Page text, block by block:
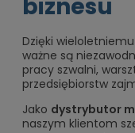
biznesu
Dzięki
ważne są
pracy szwalni,
przedsiębiorstw
Jako dystrybutor
naszym klientom